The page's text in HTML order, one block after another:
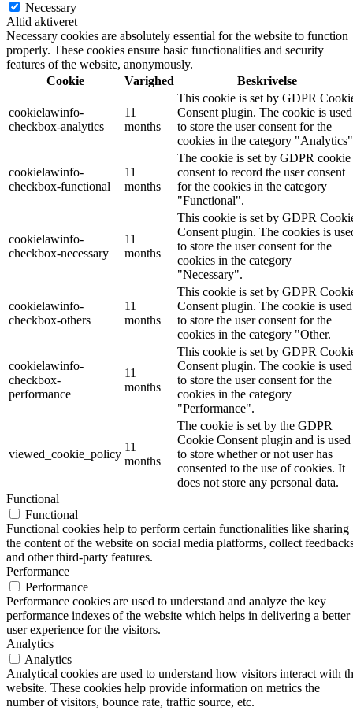
Necessary
Altid aktiveret
Necessary cookies are absolutely essential for the website to function
properly. These cookies ensure basic functionalities and security
features of the website, anonymously.
Cookie
Varighed Beskrivelse
cookielawinfo-
checkbox-analytics
11
months
This cookie is set by GDPR
Consent plugin. The cookie is used
to store the user consent for the
cookies in the category
cookielawinfo-
checkbox-functional
11
months
The cookie is set by GDPR cookie
consent to record the user consent
for the cookies in the category
"Functional".
cookielawinfo-
checkbox-necessary
11
months
This cookie is set by GDPR
Consent plugin. The cookies is
to store the user consent for the
cookies in the category
"Necessary".
cookielawinfo-
checkbox-others
11
months
This cookie is set by GDPR
Consent plugin. The cookie is used
to store the user consent for the
cookies in the category "Other.
cookielawinfo-
checkbox-
performance
11
months
This cookie is set by GDPR
Consent plugin. The cookie is used
to store the user consent for the
cookies in the category
"Performance".
viewed_cookie_policy
11
months
The cookie is set by the GDPR
Cookie Consent plugin and is used
to store whether or not user has
consented to the use of cookies. It
does not store any personal data.
Functional
Functional
Functional cookies help to perform certain functionalities like sharing
the content of the website on social media platforms, collect
and other third-party features.
Performance
Performance
Performance cookies are used to understand and analyze the key
performance indexes of the website which helps in delivering a better
user experience for the visitors.
Analytics
Analytics
Analytical cookies are used to understand how visitors interact with
website. These cookies help provide information on metrics the
number of visitors, bounce rate, traffic source, etc.